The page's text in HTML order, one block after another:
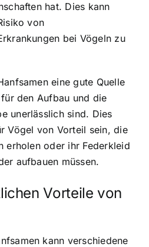
hat. Dies kann
von
bei Vögeln zu
eine gute Quelle
den Aufbau und die
unerlässlich sind. Dies
Vögel von Vorteil sein, die
erholen oder ihr Federkleid
aufbauen müssen.
Vorteile von
kann verschiedene